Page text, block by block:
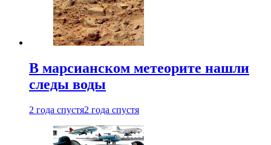
В марсианском метеорите нашли
следы воды
2 года спустя2 года спустя